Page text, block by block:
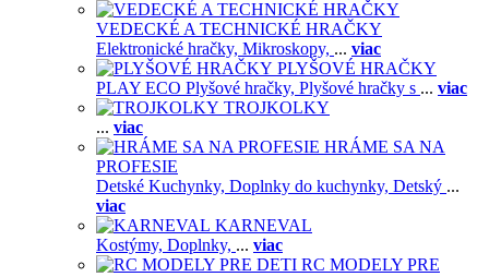
VEDECKÉ A TECHNICKÉ HRAČKY
Elektronické hračky, Mikroskopy, ... viac
PLYŠOVÉ HRAČKY
PLAY ECO Plyšové hračky, Plyšové hračky s ... viac
TROJKOLKY
... viac
HRÁME SA NA
PROFESIE
Detské Kuchynky, Doplnky do kuchynky, Detský ...
viac
KARNEVAL
Kostýmy, Doplnky, ... viac
RC MODELY PRE